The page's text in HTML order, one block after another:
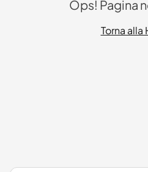
Ops! Pagina
Torna alla